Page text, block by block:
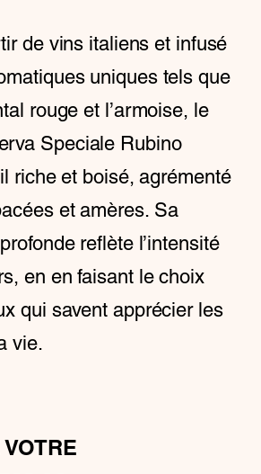
de vins italiens et infusé
uniques tels que
rouge et l’armoise, le
Speciale Rubino
riche et boisé, agrémenté
et amères. Sa
reflète l’intensité
en en faisant le choix
qui savent apprécier les
vie.
VOTRE